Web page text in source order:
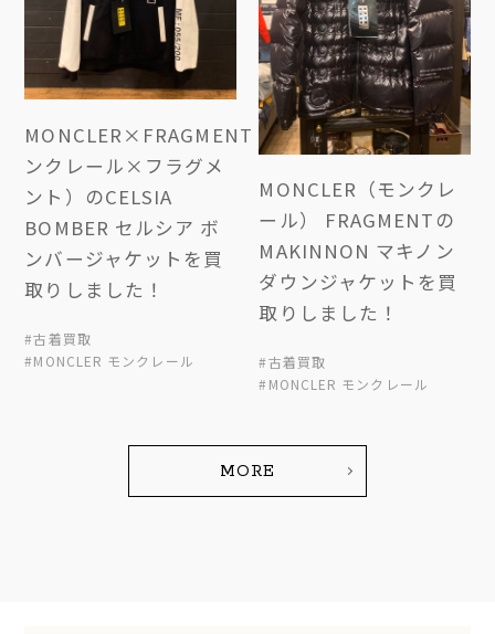
MONCLER×FRAGMENT（モ
ンクレール×フラグメ
ント）のCELSIA
BOMBER セルシア ボ
ンバージャケットを買
取りしました！
#古着買取
#MONCLER モンクレール
MONCLER（モンクレ
ール） FRAGMENTの
MAKINNON マキノン
ダウンジャケットを買
取りしました！
#古着買取
#MONCLER モンクレール
MORE